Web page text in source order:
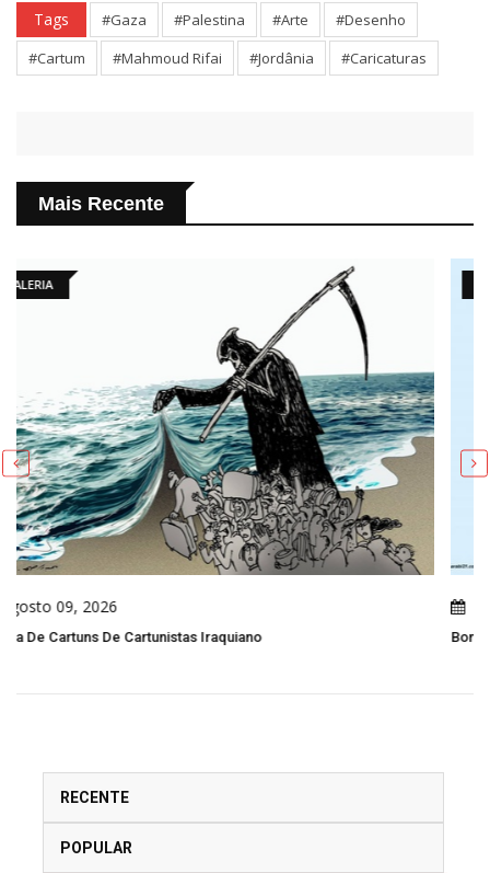
Tags #Gaza #Palestina #Arte
#Desenho
#Cartum
#Mahmoud Rifai #Jordânia #Caricaturas
Mais Recente
Bombardeio De Tendas De Deslocados
RECENTE
POPULAR